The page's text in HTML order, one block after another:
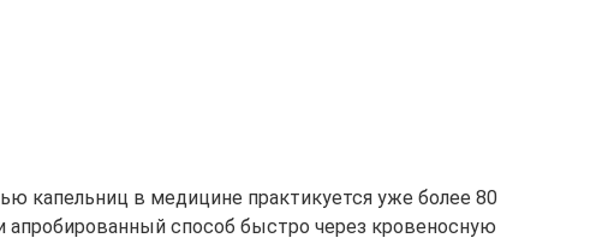
капельниц в медицине практикуется уже более 80
способ быстро через кровеносную